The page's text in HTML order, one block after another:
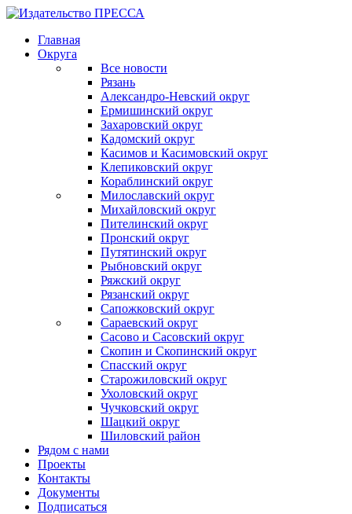
Главная
Округа
Все новости
Рязань
Александро-Невский округ
Ермишинский округ
Захаровский округ
Кадомский округ
Касимов и Касимовский округ
Клепиковский округ
Кораблинский округ
Милославский округ
Михайловский округ
Пителинский округ
Пронский округ
Путятинский округ
Рыбновский округ
Ряжский округ
Рязанский округ
Сапожковский округ
Сараевский округ
Сасово и Сасовский округ
Скопин и Скопинский округ
Спасский округ
Старожиловский округ
Ухоловский округ
Чучковский округ
Шацкий округ
Шиловский район
Рядом с нами
Проекты
Контакты
Документы
Подписаться